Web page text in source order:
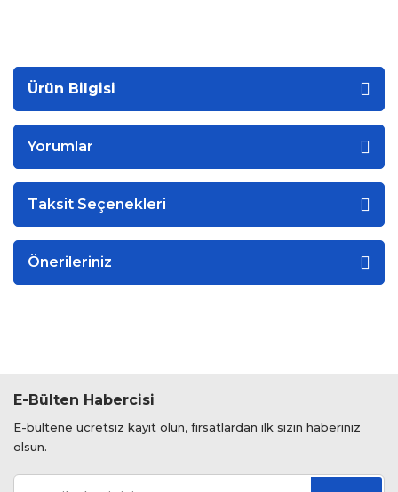
Ürün Bilgisi
Yorumlar
Taksit Seçenekleri
Önerileriniz
E-Bülten Habercisi
E-bültene ücretsiz kayıt olun, fırsatlardan ilk sizin haberiniz
olsun.